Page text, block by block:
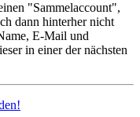
"Sammelaccount",
dann hinterher nicht
E-Mail und
in einer der nächsten